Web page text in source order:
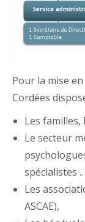
Pour la mise
Cordées
Les
Le secteur
spécialistes
Les
ASCAE),